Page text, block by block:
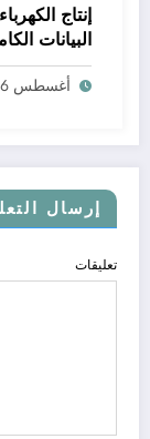
إنتاج
البيانات
أغسطس 6, 2026
إرسال
تعليقات